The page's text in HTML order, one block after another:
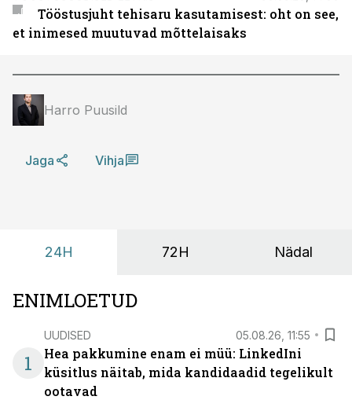
Tööstusjuht tehisaru kasutamisest: oht on see,
et inimesed muutuvad mõttelaisaks
Harro Puusild
Jaga Vihja
24H 72H Nädal
ENIMLOETUD
1
UUDISED 05.08.26, 11:55
Hea pakkumine enam ei müü: LinkedIni
küsitlus näitab, mida kandidaadid tegelikult
ootavad